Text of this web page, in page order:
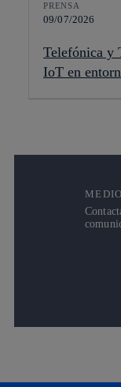
PRENSA
09/07/2026
Telefónica y
IoT en